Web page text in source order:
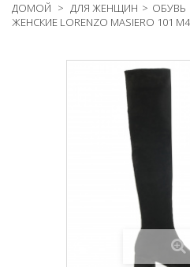
ДОМОЙ > ДЛЯ ЖЕНЩИН > ОБУВЬ
ЖЕНСКИЕ LORENZO MASIERO 101 M4